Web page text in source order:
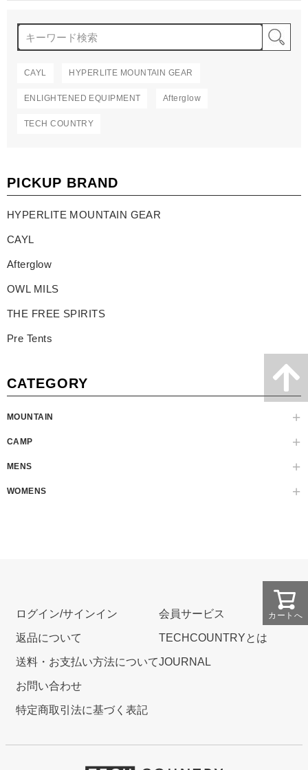
CAYL HYPERLITE MOUNTAIN GEAR
ENLIGHTENED EQUIPMENT Afterglow
TECH COUNTRY
PICKUP BRAND
HYPERLITE MOUNTAIN GEAR
CAYL
Afterglow
OWL MILS
THE FREE SPIRITS
Pre Tents
CATEGORY
MOUNTAIN
CAMP
MENS
WOMENS
カートへ
ログイン/サインイン
返品について
送料・お支払い方法について
お問い合わせ
特定商取引法に基づく表記
会員サービス
TECHCOUNTRYとは
JOURNAL